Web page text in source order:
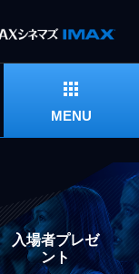
MENU
入場者プレゼ
ント